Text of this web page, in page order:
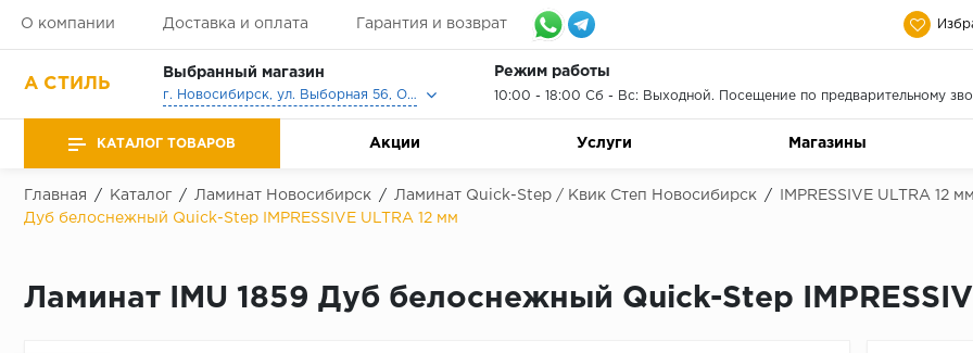
О компании Доставка и оплата Гарантия и возврат
А СТИЛЬ
Выбранный магазин
г. Новосибирск, ул. Выборная 56, Офис, Выставочный зал
Режим работы
10:00 - 18:00 Сб - Вс: Выходной. Посещение по предварительному
КАТАЛОГ ТОВАРОВ Акции Услуги Магазины
Главная / Каталог / Ламинат Новосибирск / Ламинат Quick-Step / Квик Степ Новосибирск /
IMPRESSIVE ULTRA 12
Дуб белоснежный Quick-Step IMPRESSIVE ULTRA 12 мм
Ламинат IMU 1859 Дуб белоснежный Quick-Step